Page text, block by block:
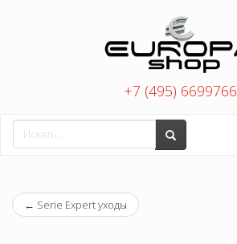
+7 (495) 6699766
← Serie Expert уходы